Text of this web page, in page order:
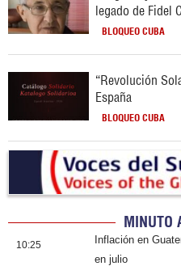
legado de Fidel
BLOQUEO CUBA
“Revolución
España
BLOQUEO CUBA
MINUTO
10:25
Inflación en
en julio